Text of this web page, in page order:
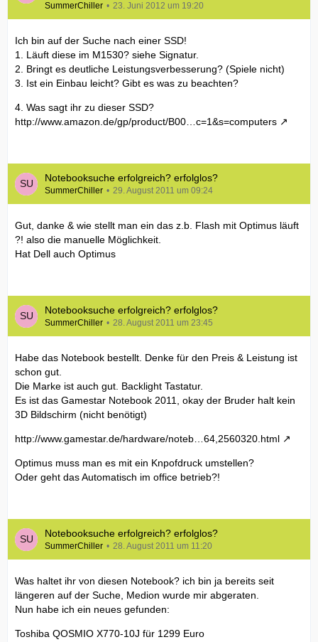
SummerChiller 23. Juni 2012 um 19:20
Ich bin auf der Suche nach einer SSD!
1. Läuft diese im M1530? siehe Signatur.
2. Bringt es deutliche Leistungsverbesserung? (Spiele nicht)
3. Ist ein Einbau leicht? Gibt es was zu beachten?
4. Was sagt ihr zu dieser SSD?
http://www.amazon.de/gp/product/B00…c=1&s=computers
Notebooksuche erfolgreich? erfolglos?
SummerChiller 29. August 2011 um 09:24
Gut, danke & wie stellt man ein das z.b. Flash mit Optimus läuft
?! also die manuelle Möglichkeit.
Hat Dell auch Optimus
Notebooksuche erfolgreich? erfolglos?
SummerChiller 28. August 2011 um 23:45
Habe das Notebook bestellt. Denke für den Preis & Leistung ist
schon gut.
Die Marke ist auch gut. Backlight Tastatur.
Es ist das Gamestar Notebook 2011, okay der Bruder halt kein
3D Bildschirm (nicht benötigt)
http://www.gamestar.de/hardware/noteb…64,2560320.html
Optimus muss man es mit ein Knpofdruck umstellen?
Oder geht das Automatisch im office betrieb?!
Notebooksuche erfolgreich? erfolglos?
SummerChiller 28. August 2011 um 11:20
Was haltet ihr von diesen Notebook? ich bin ja bereits seit
längeren auf der Suche, Medion wurde mir abgeraten.
Nun habe ich ein neues gefunden:
Toshiba QOSMIO X770-10J für 1299 Euro